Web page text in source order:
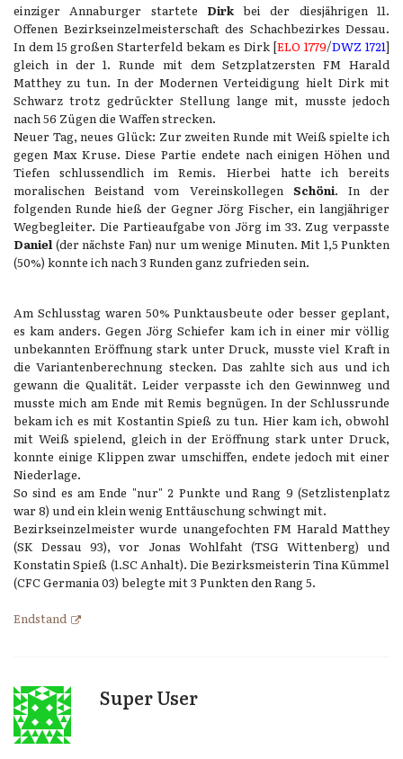
einziger Annaburger startete Dirkbei der diesjährigen 11.
Offenen Bezirkseinzelmeisterschaft des Schachbezirkes Dessau.
In dem 15 großen Starterfeld bekam es Dirk [ELO 1779/DWZ 1721]
gleich in der 1. Runde mit dem Setzplatzersten FM Harald
Matthey zu tun. In der Modernen Verteidigung hielt Dirk mit
Schwarz trotz gedrückter Stellung lange mit, musste jedoch
nach 56 Zügen die Waffen strecken.
Neuer Tag, neues Glück: Zur zweiten Runde mit Weiß spielte ich
gegen Max Kruse. Diese Partie endete nach einigen Höhen und
Tiefen schlussendlich im Remis. Hierbei hatte ich bereits
moralischen Beistand vom Vereinskollegen Schöni. In der
folgenden Runde hieß der Gegner Jörg Fischer, ein langjähriger
Wegbegleiter. Die Partieaufgabe von Jörg im 33. Zug verpasste
Daniel(der nächste Fan) nur um wenige Minuten. Mit 1,5 Punkten
(50%) konnte ich nach 3 Runden ganz zufrieden sein.
Am Schlusstag waren 50% Punktausbeute oder besser geplant,
es kam anders. Gegen Jörg Schiefer kam ich in einer mir völlig
unbekannten Eröffnung stark unter Druck, musste viel Kraft in
die Variantenberechnung stecken. Das zahlte sich aus und ich
gewann die Qualität. Leider verpasste ich den Gewinnweg und
musste mich am Ende mit Remis begnügen. In der Schlussrunde
bekam ich es mit Kostantin Spieß zu tun. Hier kam ich, obwohl
mit Weiß spielend, gleich in der Eröffnung stark unter Druck,
konnte einige Klippen zwar umschiffen, endete jedoch mit einer
Niederlage.
So sind es am Ende "nur" 2 Punkte und Rang 9 (Setzlistenplatz
war 8) und ein klein wenig Enttäuschung schwingt mit.
Bezirkseinzelmeister wurde unangefochten FM Harald Matthey
(SK Dessau 93), vor Jonas Wohlfaht (TSG Wittenberg) und
Konstatin Spieß (1.SC Anhalt). Die Bezirksmeisterin Tina Kümmel
(CFC Germania 03) belegte mit 3 Punkten den Rang 5.
Endstand
Super User